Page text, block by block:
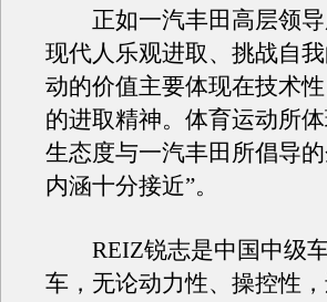
正如一汽丰田高层领导
现代人乐观进取、挑战自
动的价值主要体现在技术
的进取精神。体育运动所
生态度与一汽丰田所倡导
内涵十分接近”。
REIZ锐志是中国中级车
车，无论动力性、操控性